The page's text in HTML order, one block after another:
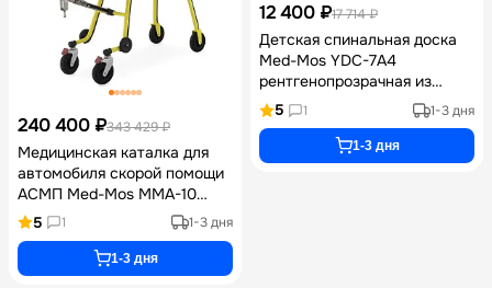
240 400 ₽343 429 ₽
Медицинская каталка для
автомобиля скорой помощи
АСМП Med-Mos ММА-10
KATS-22310N со съемными
носилками, спинальной
доской, функциями
Тренделенбург и
5 1 1-3 дня
1-3 дня
12 400 ₽17 714 ₽
Детская спинальная доска
Med-Mos YDC-7A4
рентгенопрозрачная из
полиэфирного волокна для
иммобилизации и
транспортировки пациентов
весом до 79 кг с габаритами
5 1 1-3 дня
1-3 дня